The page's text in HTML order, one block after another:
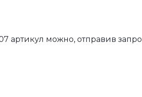
артикул можно, отправив